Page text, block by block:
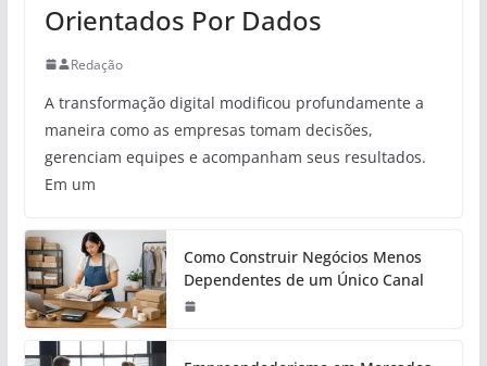
Orientados Por Dados
Redação
A transformação digital modificou profundamente a
maneira como as empresas tomam decisões,
gerenciam equipes e acompanham seus resultados.
Em um
Como Construir Negócios Menos
Dependentes de um Único Canal